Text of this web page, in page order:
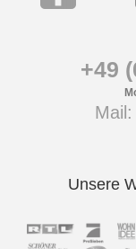
+49
Unsere